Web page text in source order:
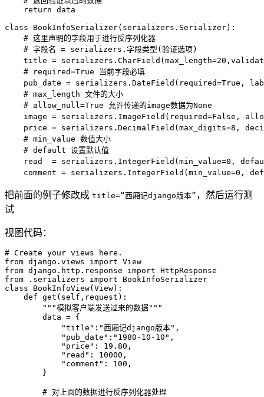
return data
class
BookInfoSerializer( serializers . Serializer) :
# 这里声明的字段用于进行反序列化器
# 字段名 = serializers.字段类型(验证选项)
    title
= serializers . CharField ( max_length=20 ,
# required=True 当前字段必填
    pub_date
= serializers . DateField ( required=True ,
# max_length 文件的大小
# allow_null=True 允许传递的image数据为None
    image
= serializers . ImageField ( required=False ,
    price
= serializers . DecimalField ( max_digits=8 ,
# min_value 数值大小
# default 设置默认值
    read
= serializers . IntegerField ( min_value=0 ,
    comment
= serializers . IntegerField ( min_value=0 ,
把前面的例子修改成 title=“西厢记django版本” ，然后运行测
试
视图代码：
# Create your views here.
from django . views import
from django . http . response import
from
. serializers import
class
BookInfoView( View) :
def get ( self , request ) :
"""模拟客户端发送过来的数据"""
        data
= {
"title" : "西厢记django版本" ,
"pub_date" : "1980-10-10" ,
"price" : 19.80 ,
"read" : 10000 ,
"comment" : 100 ,
}
# 对上面的数据进行反序列化器处理